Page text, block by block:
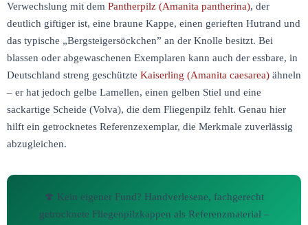
Verwechslung mit dem Pantherpilz (Amanita pantherina), der
deutlich giftiger ist, eine braune Kappe, einen gerieften Hutrand und
das typische „Bergsteigersöckchen” an der Knolle besitzt. Bei
blassen oder abgewaschenen Exemplaren kann auch der essbare, in
Deutschland streng geschützte Kaiserling (Amanita caesarea) ähneln
– er hat jedoch gelbe Lamellen, einen gelben Stiel und eine
sackartige Scheide (Volva), die dem Fliegenpilz fehlt. Genau hier
hilft ein getrocknetes Referenzexemplar, die Merkmale zuverlässig
abzugleichen.
🍄 Kein eigener Fund? Handverlesene, fachgerecht
getrocknete Fliegenpilzkappen als Referenzmaterial –